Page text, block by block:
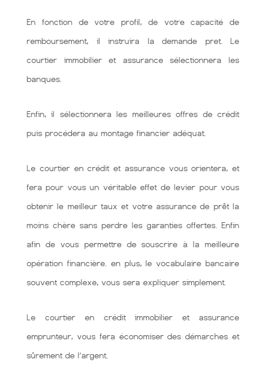
En fonction de votre profil, de votre capacité de
remboursement, il instruira la demande pret. Le
courtier immobilier et assurance sélectionnera les
banques.
Enfin, il sélectionnera les meilleures offres de crédit
puis procédera au montage financier adéquat.
Le courtier en crédit et assurance vous orientera, et
fera pour vous un véritable effet de levier pour vous
obtenir le meilleur taux et votre assurance de prêt la
moins chère sans perdre les garanties offertes. Enfin
afin de vous permettre de souscrire à la meilleure
opération financière. en plus, le vocabulaire bancaire
souvent complexe, vous sera expliquer simplement.
Le courtier en crédit immobilier et assurance
emprunteur, vous fera économiser des démarches et
sûrement de l’argent.